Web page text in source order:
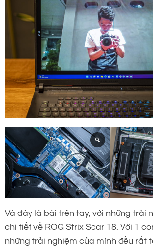
Và đây là bài trên tay, với những trải
chi tiết về ROG Strix Scar 18. Với 1
những trải nghiệm của mình đều rất